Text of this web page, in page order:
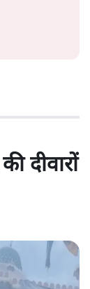
दीवारों